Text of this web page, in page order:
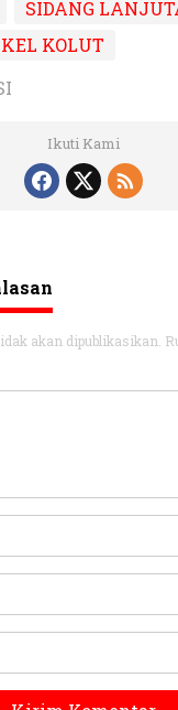
SIDANG
KOLUT
Ikuti Kami
akan dipublikasikan.